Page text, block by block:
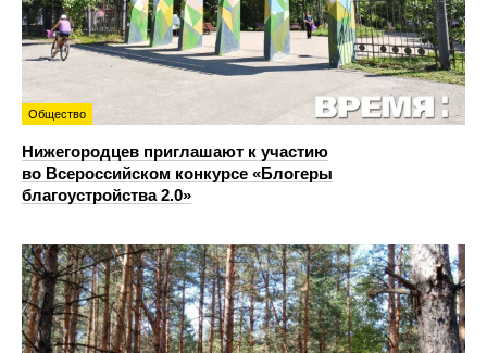
Общество
Нижегородцев приглашают к участию
во Всероссийском конкурсе «Блогеры
благоустройства 2.0»